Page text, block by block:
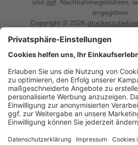
und ggf. Nachnahmegebühren,
angegeben.
Copyright © 2026
Vertrag
Druckerzubehoer.de – preiswerte
Sie sind auf der Suche nach dem
oder Zubehör für das Büro, den
Smartphone? Dann sind Sie bei
richtig! Unser breites Sortiment
und Toner für alle gängigen
kleiner Hersteller. Zugleich sind wir Ihr
einrichten, die Werkstatt